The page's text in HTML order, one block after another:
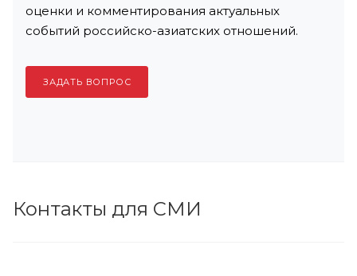
оценки и комментирования актуальных
событий российско-азиатских отношений.
ЗАДАТЬ ВОПРОС
Контакты для СМИ